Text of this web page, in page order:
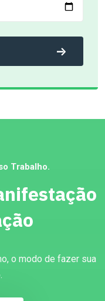
Trabalho.
o modo de fazer sua